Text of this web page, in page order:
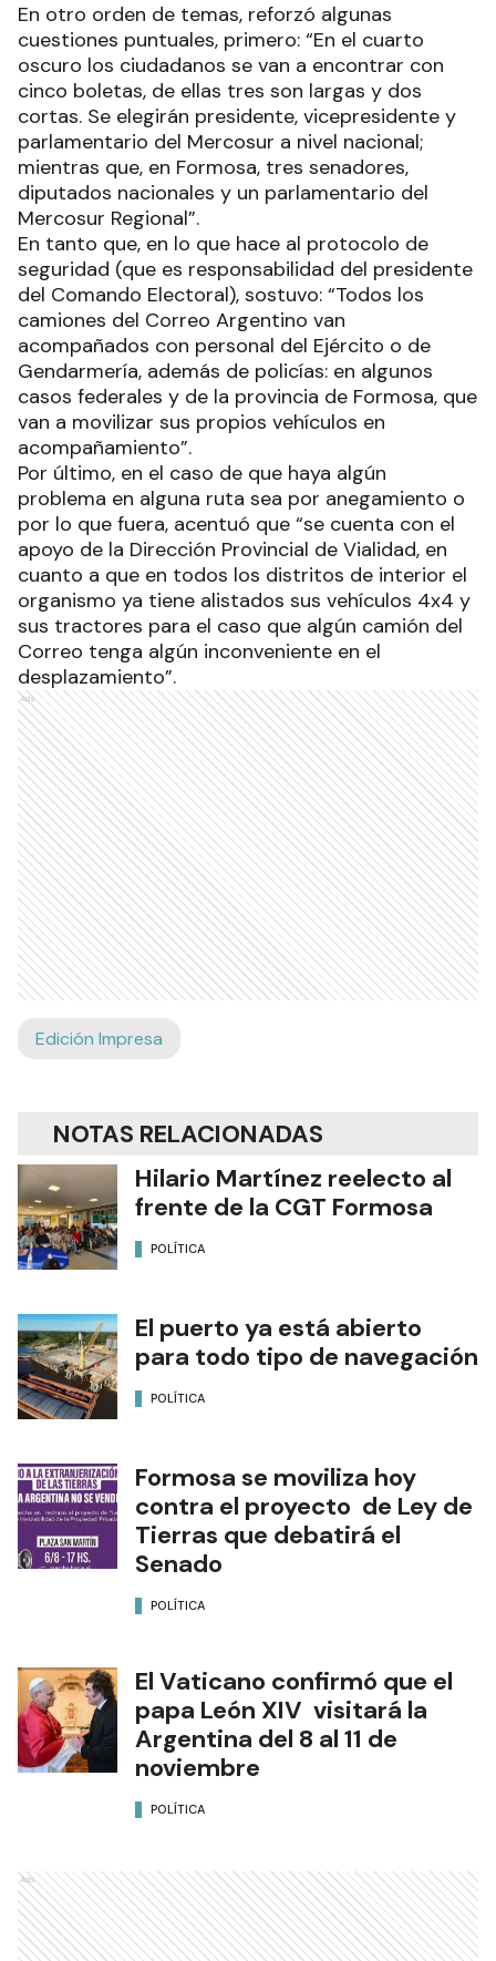
En otro orden de temas, reforzó algunas
cuestiones puntuales, primero: “En el cuarto
oscuro los ciudadanos se van a encontrar con
cinco boletas, de ellas tres son largas y dos
cortas. Se elegirán presidente, vicepresidente y
parlamentario del Mercosur a nivel nacional;
mientras que, en Formosa, tres senadores,
diputados nacionales y un parlamentario del
Mercosur Regional”.
En tanto que, en lo que hace al protocolo de
seguridad (que es responsabilidad del presidente
del Comando Electoral), sostuvo: “Todos los
camiones del Correo Argentino van
acompañados con personal del Ejército o de
Gendarmería, además de policías: en algunos
casos federales y de la provincia de Formosa, que
van a movilizar sus propios vehículos en
acompañamiento”.
Por último, en el caso de que haya algún
problema en alguna ruta sea por anegamiento o
por lo que fuera, acentuó que “se cuenta con el
apoyo de la Dirección Provincial de Vialidad, en
cuanto a que en todos los distritos de interior el
organismo ya tiene alistados sus vehículos 4x4 y
sus tractores para el caso que algún camión del
Correo tenga algún inconveniente en el
desplazamiento”.
Ads
Edición Impresa
NOTAS RELACIONADAS
Hilario Martínez reelecto al
frente de la CGT Formosa
POLÍTICA
El puerto ya está abierto
para todo tipo de navegación
POLÍTICA
Formosa se moviliza hoy
contra el proyecto de Ley de
Tierras que debatirá el
Senado
POLÍTICA
El Vaticano confirmó que el
papa León XIV visitará la
Argentina del 8 al 11 de
noviembre
POLÍTICA
Ads